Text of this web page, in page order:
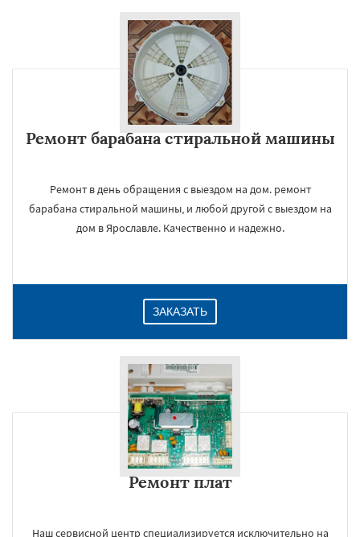
Ремонт барабана стиральной машины
Ремонт в день обращения с выездом на дом. ремонт
барабана стиральной машины, и любой другой с выездом на
дом в Ярославле. Качественно и надежно.
ЗАКАЗАТЬ
Ремонт плат
Наш сервисной центр специализируется исключительно на